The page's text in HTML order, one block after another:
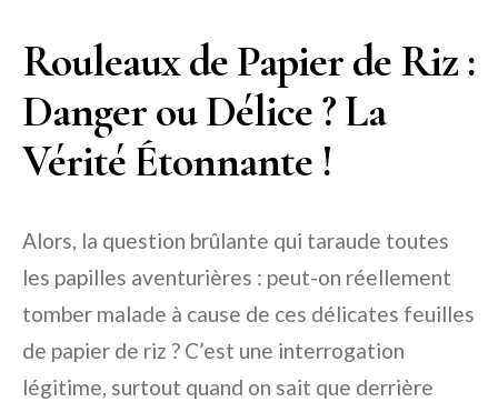
Rouleaux de Papier de Riz :
Danger ou Délice ? La
Vérité Étonnante !
Alors, la question brûlante qui taraude toutes
les papilles aventurières : peut-on réellement
tomber malade à cause de ces délicates feuilles
de papier de riz ? C’est une interrogation
légitime, surtout quand on sait que derrière